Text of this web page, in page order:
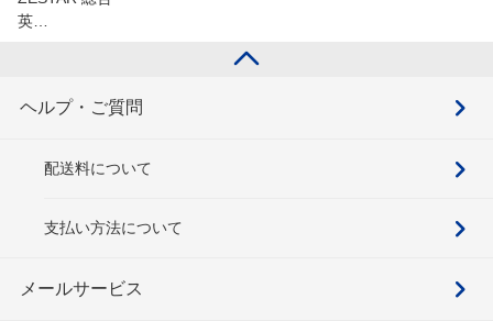
英…
ヘルプ・ご質問
配送料について
支払い方法について
メールサービス